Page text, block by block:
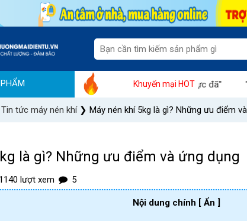
Khuyến mại HOT
đãi: "Chào hè rộn rã - khuyến mãi cực đã" "Sale thương
Tin tức máy nén khí❯ Máy nén khí 5kg là gì? Những ưu điểm
là gì? Những ưu điểm và ứng dụng
1140 lượt xem 5
Nội dung chính [ Ẩn ]